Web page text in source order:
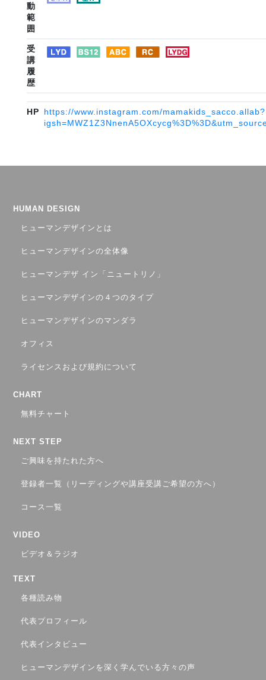
動
範
囲
受
講
履
歴
HP
https://www.instagram.com/mamakids_sacco.allab?
HUMAN DESIGN
ヒューマンデザインとは
ヒューマンデザインの全体像
ヒューマンデザ イン「ニュートリノ」
ヒューマンデザインの４つのタイプ
ヒューマンデザインのマンダラ
オフィス
ライセンスおよび規約について
CHART
無料チャート
NEXT STEP
ご興味を持たれた方へ
登録者一覧（リーディングや講座受講ご希望の方へ）
コース一覧
VIDEO
ビデオ＆ラジオ
TEXT
各種読み物
代表プロフィール
代表インタビュー
ヒューマンデザインを深く学んでいる方々の声